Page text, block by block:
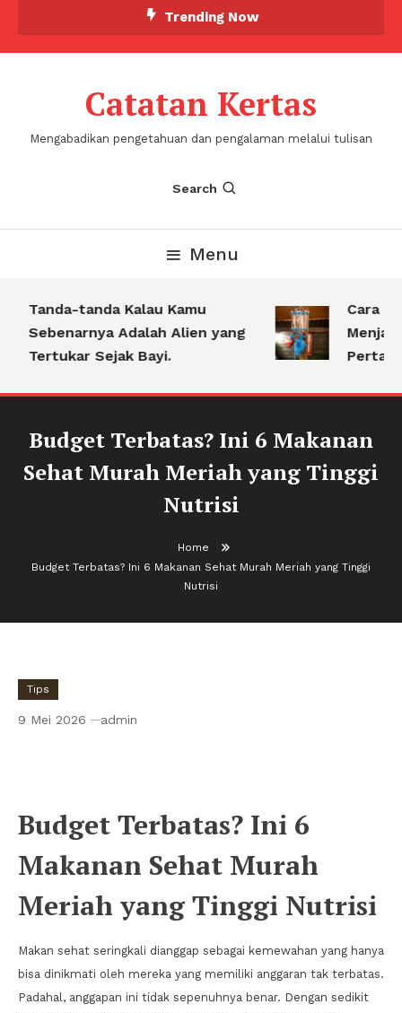
Trending Now
Catatan Kertas
Mengabadikan pengetahuan dan pengalaman melalui tulisan
Search
Menu
Tanda-tanda Kalau Kamu
Sebenarnya Adalah Alien yang
Tertukar Sejak Bayi.
Cara
Budget Terbatas? Ini 6 Makanan
Sehat Murah Meriah yang Tinggi
Nutrisi
Home
Budget Terbatas? Ini 6 Makanan Sehat Murah Meriah yang Tinggi
Nutrisi
Tips
9 Mei 2026 admin
Budget Terbatas? Ini 6
Makanan Sehat Murah
Meriah yang Tinggi Nutrisi
Makan sehat seringkali dianggap sebagai kemewahan yang hanya
bisa dinikmati oleh mereka yang memiliki anggaran tak terbatas.
Padahal, anggapan ini tidak sepenuhnya benar. Dengan sedikit